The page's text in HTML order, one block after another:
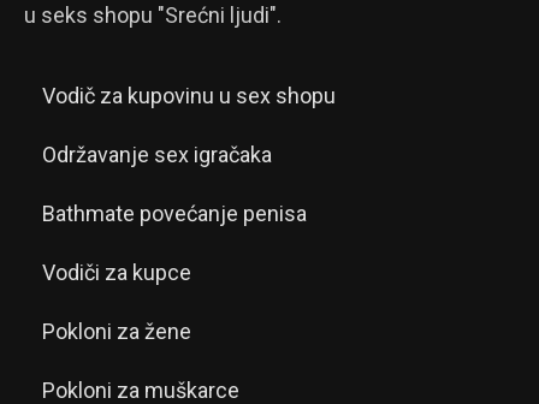
u seks shopu "Srećni ljudi".
Vodič za kupovinu u sex shopu
Održavanje sex igračaka
Bathmate povećanje penisa
Vodiči za kupce
Pokloni za žene
Pokloni za muškarce